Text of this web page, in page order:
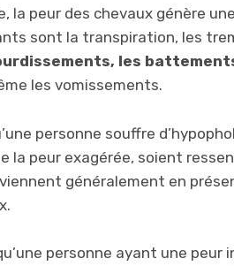
la peur des chevaux génère
sont la transpiration, les
les
les vomissements.
personne souffre
la peur exagérée, soient
généralement en
personne ayant une peur